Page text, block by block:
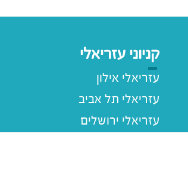
קניוני עזריאלי
עזריאלי אילון
עזריאלי תל אביב
עזריאלי ירושלים